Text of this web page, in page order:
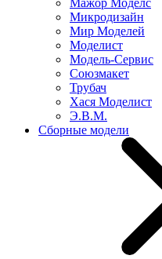
Мажор Моделс
Микродизайн
Мир Моделей
Моделист
Модель-Сервис
Союзмакет
Трубач
Хася Моделист
Э.В.М.
Сборные модели